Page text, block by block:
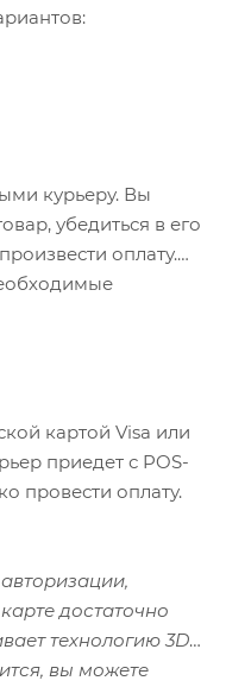
курьеру. Вы
убедиться в его
оплату.
картой Visa или
приедет с POS-
провести оплату.
достаточно
технологию 3D-
вы можете